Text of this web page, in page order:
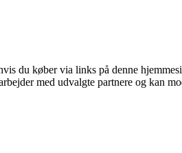
du køber via links på denne
med udvalgte partnere og kan